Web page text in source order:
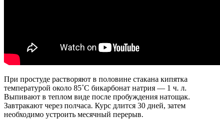
При простуде растворяют в половине стакана кипятка
температурой около 85˚С бикарбонат натрия — 1 ч. л.
Выпивают в теплом виде после пробуждения натощак.
Завтракают через полчаса. Курс длится 30 дней, затем
необходимо устроить месячный перерыв.